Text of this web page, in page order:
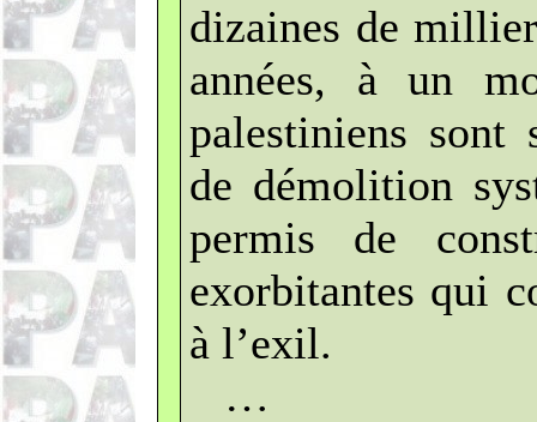
dizaines de
années, à un
palestiniens sont
de démolition
permis de
exorbitantes qui
à l’exil.
…